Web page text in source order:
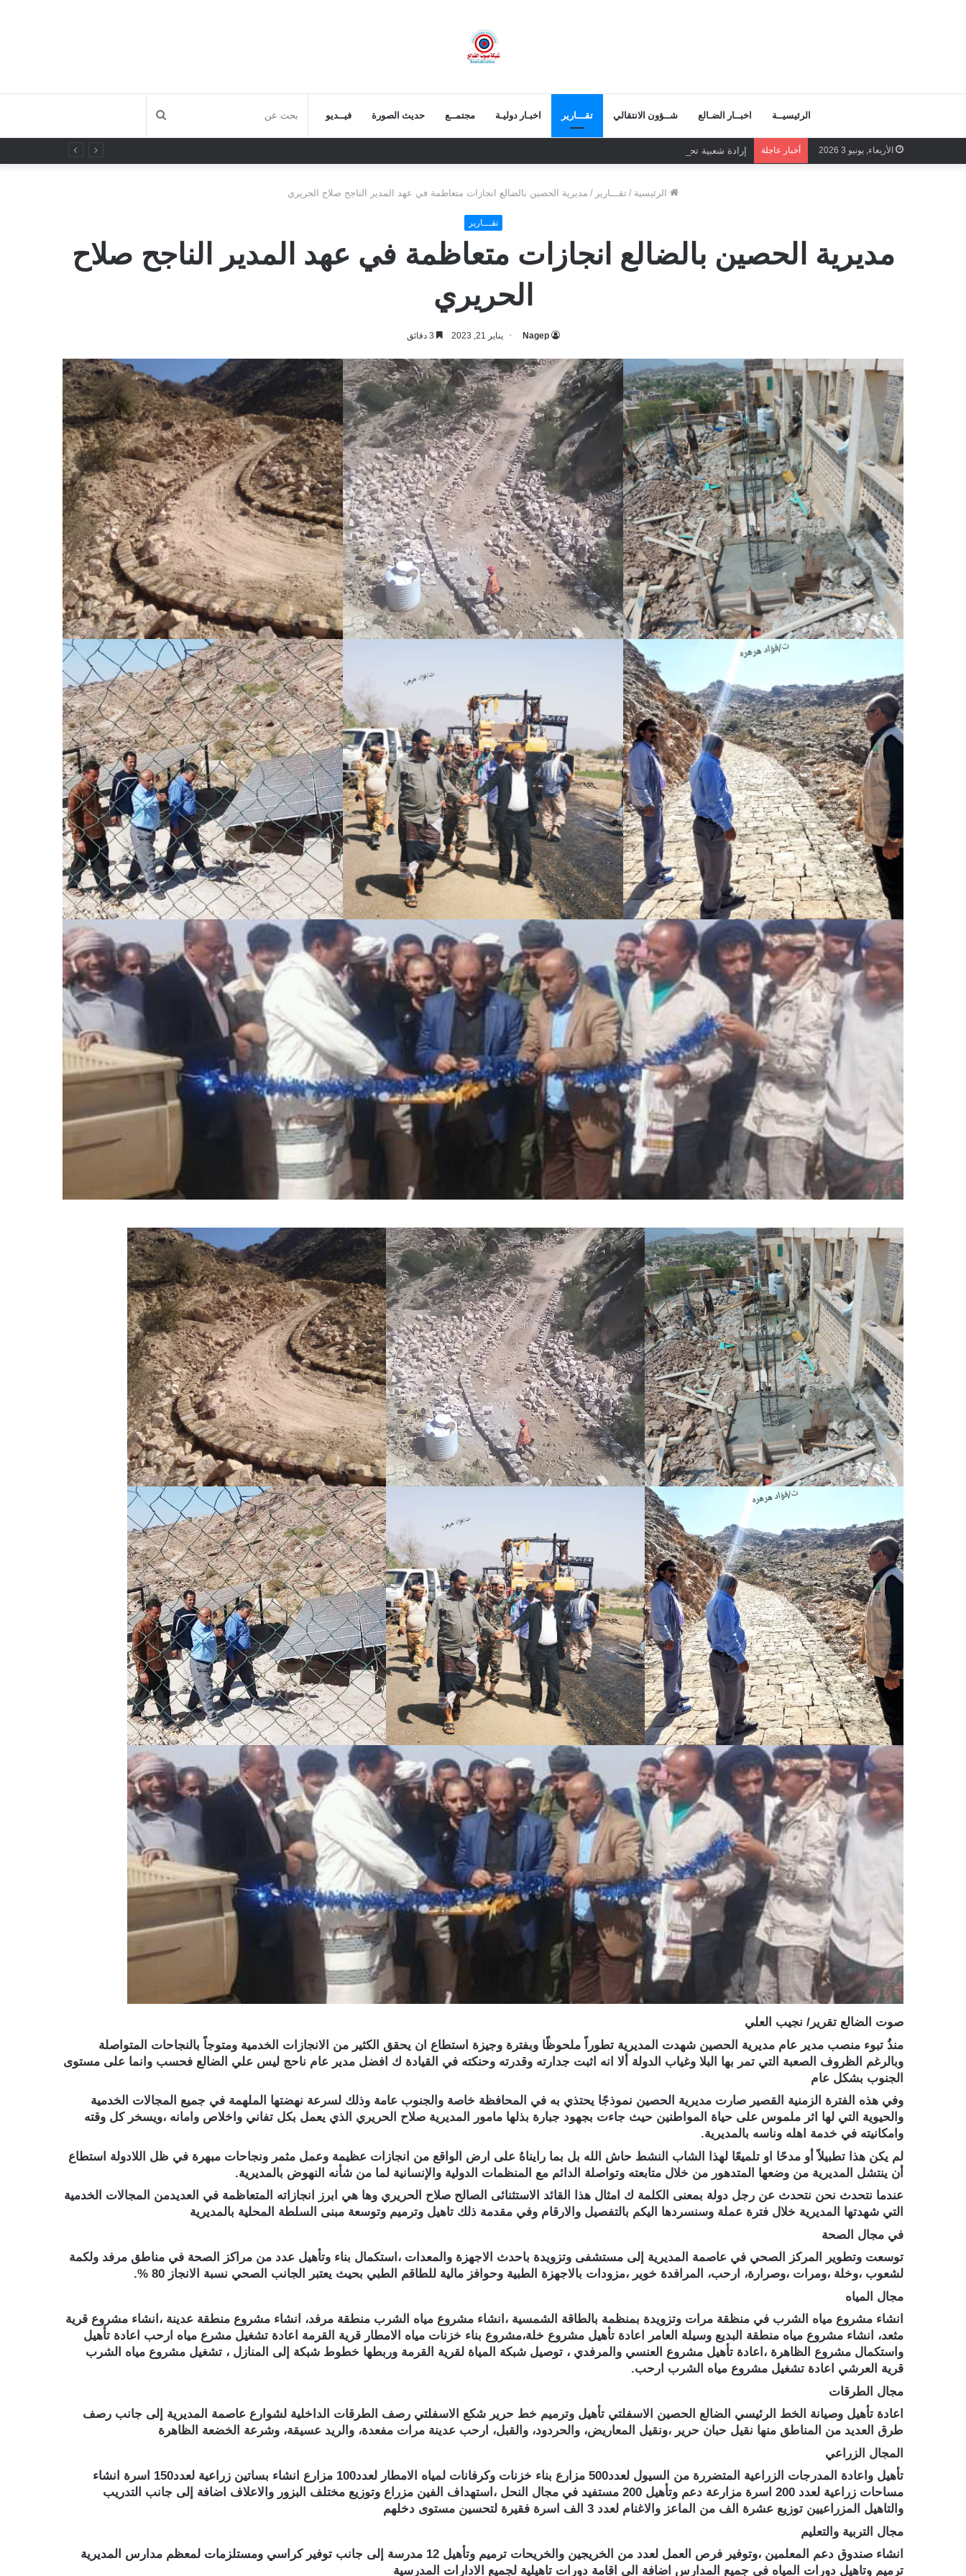
الرئيسيــة اخبــار الضـالع شــؤون الانتقالي تقـــارير اخبـار دوليـة مجتمــع حديث الصورة فيــديو بحث
الأربعاء, يونيو 3 2026 أخبار عاجلة إرادة شعبية تحمي إدارة وطنية.. قيمة الرئيس الزبيدي أكبر من إزالة صوره
الرئيسية / تقـــارير / مديرية الحصين بالضالع انجازات متعاظمة في عهد المدير الناجح صلاح الحريري
تقـــارير
مديرية الحصين بالضالع انجازات متعاظمة في عهد المدير الناجح صلاح
الحريري
Nagep يناير 21, 2023
صوت الضالع تقرير/ نجيب العلي
منذُ تبوء منصب مدير عام مديرية الحصين شهدت المديرية تطوراً ملحوظًا وبفترة وجيزة استطاع ان يحقق الكثير من الانجازات الخدمية ومتوجاً بالنجاحات المتواصلة
وبالرغم الظروف الصعبة التي تمر بها البلا وغياب الدولة ألا انه اثبت جدارته وقدرته وحنكته في القيادة ك افضل مدير عام ناحج ليس علي الضالع فحسب وانما على مستوى
الجنوب بشكل عام
وفي هذه الفترة الزمنية القصير صارت مديرية الحصين نموذجًا يحتذي به في المحافظة خاصة والجنوب عامة وذلك لسرعة نهضتها الملهمة في جميع المجالات الخدمية
والحيوية التي لها اثر ملموس على حياة المواطنين حيث جاءت بجهود جبارة بذلها مامور المديرية صلاح الحريري الذي يعمل بكل تفاني واخلاص وامانه ،ويسخر كل وقته
وامكانيته في خدمة اهله وناسه بالمديرية.
لم يكن هذا تطبيلاً أو مدحًا او تلميعًا لهذا الشاب النشط حاش الله بل بما رايناهُ على ارض الواقع من انجازات عظيمة وعمل مثمر ونجاحات مبهرة في ظل اللادولة استطاع
أن ينتشل المديرية من وضعها المتدهور من خلال متابعته وتواصلة الدائم مع المنظمات الدولية والإنسانية لما من شأنه النهوض بالمديرية.
عندما نتحدث نحن نتحدث عن رجل دولة بمعنى الكلمة ك امثال هذا القائد الاستثنائى الصالح صلاح الحريري وها هي ابرز انجازاته المتعاظمة في العديدمن المجالات الخدمية
التي شهدتها المديرية خلال فترة عملة وسنسردها اليكم بالتفصيل والارقام وفي مقدمة ذلك تاهيل وترميم وتوسعة مبنى السلطة المحلية بالمديرية
في مجال الصحة
توسعت وتطوير المركز الصحي في عاصمة المديرية إلى مستشفى وتزويدة باحدث الاجهزة والمعدات ،استكمال بناء وتأهيل عدد من مراكز الصحة في مناطق مرفد ولكمة
لشعوب ،وخلة ،ومرات ،وصرارة، ارحب، المرافدة خوير ،مزودات بالاجهزة الطبية وحوافز مالية للطاقم الطبي بحيث يعتبر الجانب الصحي نسبة الانجاز 80 %.
مجال المياه
انشاء مشروع مياه الشرب في منظقة مرات وتزويدة بمنظمة بالطاقة الشمسية ،انشاء مشروع مياه الشرب منطقة مرفد، انشاء مشروع منطقة عدينة ،انشاء مشروع قرية
مثعد، انشاء مشروع مياه منطقة البديع وسيلة العامر اعادة تأهيل مشروع خلة،مشروع بناء خزنات مياه الامطار قرية القرمة اعادة تشغيل مشرع مياه ارحب اعادة تأهيل
واستكمال مشروع الظاهرة ،اعادة تأهيل مشروع العنسي والمرفدي ، توصيل شبكة المياة لقرية القرمة وربطها خطوط شبكة إلى المنازل ، تشغيل مشروع مياه الشرب
قرية العرشي اعادة تشغيل مشروع مياه الشرب ارحب.
مجال الطرقات
اعادة تأهيل وصيانة الخط الرئيسي الضالع الحصين الاسفلتي تأهيل وترميم خط حرير شكع الاسفلتي رصف الطرقات الداخلية لشوارع عاصمة المديرية إلى جانب رصف
طرق العديد من المناطق منها نقيل حبان حرير ،ونقيل المعاريض، والحردود، والقبل، ارحب عدينة مرات مفعدة، والريد عسيقة، وشرعة الخضعة الظاهرة
المجال الزراعي
تأهيل واعادة المدرجات الزراعية المتضررة من السيول لعدد500 مزارع بناء خزنات وكرفانات لمياه الامطار لعدد100 مزارع انشاء بساتين زراعية لعدد150 اسرة انشاء
مساحات زراعية لعدد 200 اسرة مزارعة دعم وتأهيل 200 مستفيد في مجال النحل ،استهداف الفين مزراع وتوزيع مختلف البزور والاعلاف اضافة إلى جانب التدريب
والتاهيل المزراعيين توزيع عشرة الف من الماعز والاغنام لعدد 3 الف اسرة فقيرة لتحسين مستوى دخلهم
مجال التربية والتعليم
انشاء صندوق دعم المعلمين ،وتوفير فرص العمل لعدد من الخريجين والخريحات ترميم وتأهيل 12 مدرسة إلى جانب توفير كراسي ومستلزمات لمعظم مدارس المديرية
ترميم وتاهيل دورات المياه في جميع المدارس اضافة الى اقامة دورات تاهيلية لجميع الادارات المدرسية